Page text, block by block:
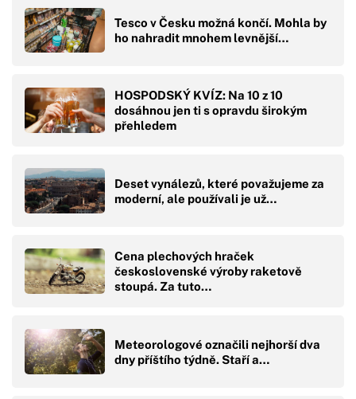
Tesco v Česku možná končí. Mohla by
ho nahradit mnohem levnější…
HOSPODSKÝ KVÍZ: Na 10 z 10
dosáhnou jen ti s opravdu širokým
přehledem
Deset vynálezů, které považujeme za
moderní, ale používali je už…
Cena plechových hraček
československé výroby raketově
stoupá. Za tuto…
Meteorologové označili nejhorší dva
dny příštího týdně. Staří a…